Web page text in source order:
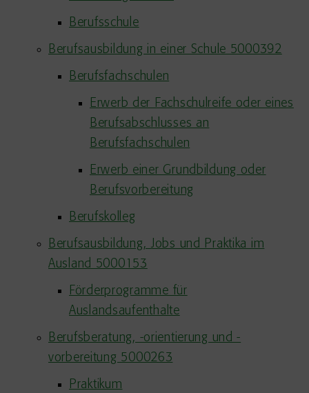
Berufsschule
Berufsausbildung in einer Schule 5000392
Berufsfachschulen
Erwerb der Fachschulreife oder eines
Berufsabschlusses an
Berufsfachschulen
Erwerb einer Grundbildung oder
Berufsvorbereitung
Berufskolleg
Berufsausbildung, Jobs und Praktika im
Ausland 5000153
Förderprogramme für
Auslandsaufenthalte
Berufsberatung, -orientierung und -
vorbereitung 5000263
Praktikum